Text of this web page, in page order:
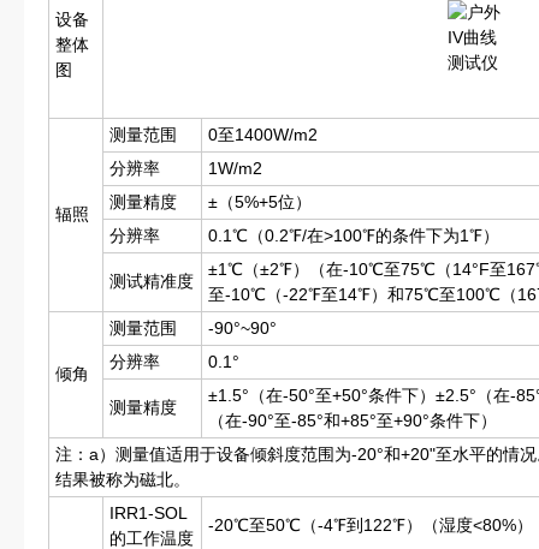
设备
整体
图
辐照
测量范围
0至1400W/m2
分辨率
1W/m2
测量精度
±（5%+5位）
分辨率
0.1℃（0.2℉/在>100℉的条件下为1℉）
测试精准度
±1℃（±2℉）（在-10℃至75℃（14°F至
至-10℃（-22℉至14℉）和75℃至100℃（
倾角
测量范围
-90°~90°
分辨率
0.1°
测量精度
±1.5°（在-50°至+50°条件下）±2.5°（在-
（在-90°至-85°和+85°至+90°条件下）
注：a）测量值适用于设备倾斜度范围为-20°和+20"至水平的情
结果被称为磁北。
IRR1-SOL
的工作温度
-20℃至50℃（-4℉到122℉）（湿度<80%）